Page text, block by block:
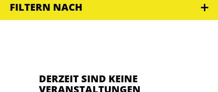
FILTERN NACH
DERZEIT SIND KEINE
VERANSTALTUNGEN